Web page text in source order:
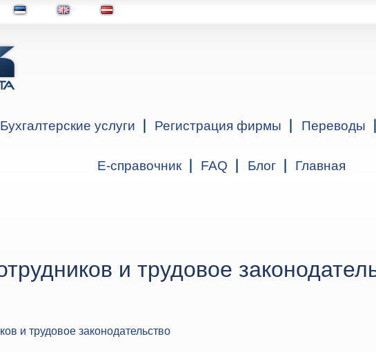
Бухгалтерские услуги Регистрация фирмы Переводы
Е-справочник FAQ Блог Главная
и трудовое
и трудовое законодательство